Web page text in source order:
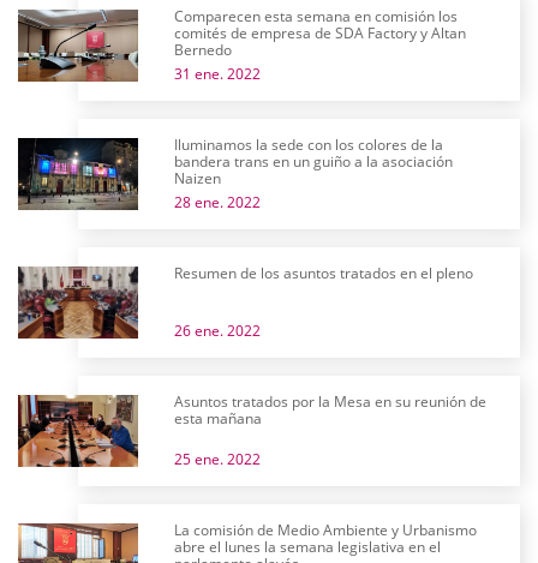
Comparecen esta semana en comisión los
comités de empresa de SDA Factory y Altan
Bernedo
31 ene. 2022
Iluminamos la sede con los colores de la
bandera trans en un guiño a la asociación
Naizen
28 ene. 2022
Resumen de los asuntos tratados en el pleno
26 ene. 2022
Asuntos tratados por la Mesa en su reunión de
esta mañana
25 ene. 2022
La comisión de Medio Ambiente y Urbanismo
abre el lunes la semana legislativa en el